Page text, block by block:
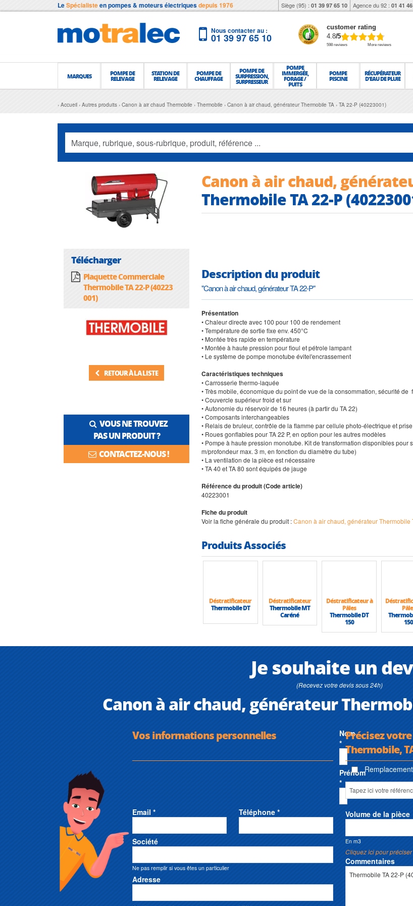
LeSpécialisteen pompes & moteurs électriquesdepuis 1976 Siège (95) : 01 39 97 65 10 Agence du 92 : 01 41
Nous contacter au :
01 39 97 65 10
customer rating
4.8/5
598 reviews More reviews
MARQUES POMPE DE
RELEVAGE
STATION DE
RELEVAGE
POMPE DE
CHAUFFAGE
POMPE DE
SURPRESSION,
SURPRESSEUR
POMPE
IMMERGÉE,
FORAGE /
PUITS
POMPE
PISCINE
RÉCUPÉRATEUR
D'EAU DE PLUIE
Accueil Autres produits Canon à air chaud Thermobile Thermobile Canon à air chaud, générateur Thermobile TA TA 22-P (40223001)
Télécharger
Plaquette Commerciale
Thermobile TA 22-P (40223
001)
RETOUR À LA LISTE
VOUS NE TROUVEZ
PAS UN PRODUIT ?
CONTACTEZ-NOUS !
Canon à air chaud,
Thermobile TA 22-P
Description du produit
"Canon à air chaud, générateur TA 22-P"
Présentation
• Chaleur directe avec 100 pour 100 de rendement
• Température de sortie fixe env. 450°C
• Montée très rapide en température
• Montée à haute pression pour fioul et pétrole lampant
• Le système de pompe monotube évitel'encrassement
Caractéristiques techniques
• Carrosserie thermo-laquée
• Très mobile, économique du point de vue de la consommation, sécurité de
• Couvercle supérieur froid et sur
• Autonomie du réservoir de 16 heures (à partir du TA 22)
• Composants interchangeables
• Relais de bruleur, contrôle de la flamme par cellule photo-électrique et
• Roues gonflables pour TA 22 P, en option pour les autres modèles
• Pompe à haute pression monotube. Kit de transformation disponibles
m/profondeur max. 3 m, en fonction du diamètre du tube)
• La ventilation de la pièce est nécessaire
• TA 40 et TA 80 sont équipés de jauge
Référence du produit (Code article)
40223001
Fiche du produit
Voir la fiche générale du produit :Canon à air chaud, générateur Thermobile
Produits Associés
Déstratificateur
Thermobile DT
Déstratificateur
Thermobile MT
Caréné
Déstratificateur à
Pâles
Thermobile DT
150
150
Je souhaite un
(Recevez votre devis sous 24h)
Canon à air chaud, générateur
Vos informations personnelles
Nom
*
Prénom
*
Email * Téléphone *
Société
Ne pas remplir si vous êtes un particulier
Adresse
Précisez
Thermobile,
Volume de la pièce
En m3
Cliquez ici pour
Commentaires